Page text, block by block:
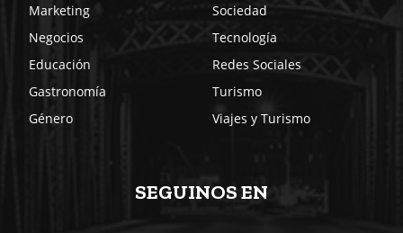
Marketing
Negocios
Educación
Gastronomía
Género
Sociedad
Tecnología
Redes Sociales
Turismo
Viajes y Turismo
SEGUINOS EN